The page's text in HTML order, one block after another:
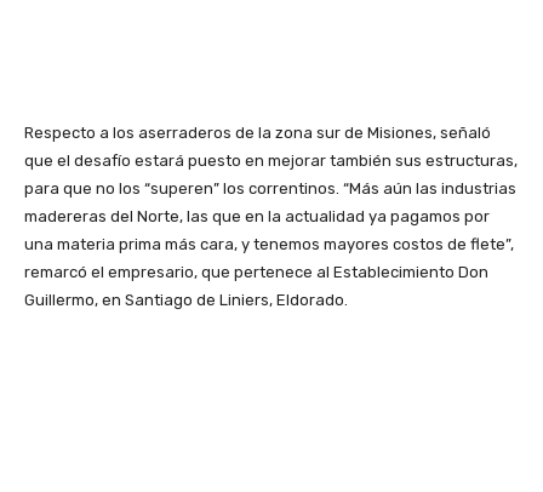
Respecto a los aserraderos de la zona sur de Misiones, señaló
que el desafío estará puesto en mejorar también sus estructuras,
para que no los “superen” los correntinos. “Más aún las industrias
madereras del Norte, las que en la actualidad ya pagamos por
una materia prima más cara, y tenemos mayores costos de flete”,
remarcó el empresario, que pertenece al Establecimiento Don
Guillermo, en Santiago de Liniers, Eldorado.